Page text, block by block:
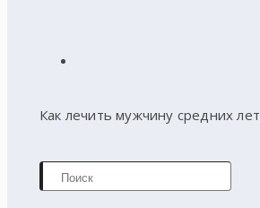
Как лечить мужчину средних лет